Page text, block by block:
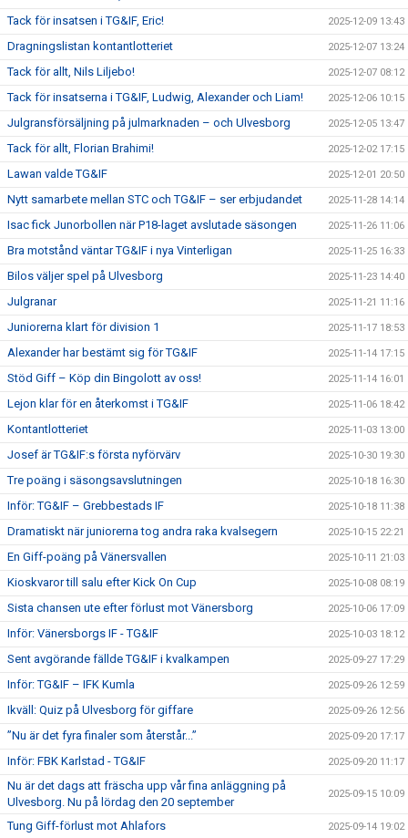
Tack för insatsen i TG&IF, Eric! 2025-12-09 13:43
Dragningslistan kontantlotteriet 2025-12-07 13:24
Tack för allt, Nils Liljebo! 2025-12-07 08:12
Tack för insatserna i TG&IF, Ludwig, Alexander och Liam! 2025-12-06 10:15
Julgransförsäljning på julmarknaden – och Ulvesborg 2025-12-05 13:47
Tack för allt, Florian Brahimi! 2025-12-02 17:15
Lawan valde TG&IF 2025-12-01 20:50
Nytt samarbete mellan STC och TG&IF – ser erbjudandet 2025-11-28 14:14
Isac fick Junorbollen när P18-laget avslutade säsongen 2025-11-26 11:06
Bra motstånd väntar TG&IF i nya Vinterligan 2025-11-25 16:33
Bilos väljer spel på Ulvesborg 2025-11-23 14:40
Julgranar 2025-11-21 11:16
Juniorerna klart för division 1 2025-11-17 18:53
Alexander har bestämt sig för TG&IF 2025-11-14 17:15
Stöd Giff – Köp din Bingolott av oss! 2025-11-14 16:01
Lejon klar för en återkomst i TG&IF 2025-11-06 18:42
Kontantlotteriet 2025-11-03 13:00
Josef är TG&IF:s första nyförvärv 2025-10-30 19:30
Tre poäng i säsongsavslutningen 2025-10-18 16:30
Inför: TG&IF – Grebbestads IF 2025-10-18 11:38
Dramatiskt när juniorerna tog andra raka kvalsegern 2025-10-15 22:21
En Giff-poäng på Vänersvallen 2025-10-11 21:03
Kioskvaror till salu efter Kick On Cup 2025-10-08 08:19
Sista chansen ute efter förlust mot Vänersborg 2025-10-06 17:09
Inför: Vänersborgs IF - TG&IF 2025-10-03 18:12
Sent avgörande fällde TG&IF i kvalkampen 2025-09-27 17:29
Inför: TG&IF – IFK Kumla 2025-09-26 12:59
Ikväll: Quiz på Ulvesborg för giffare 2025-09-26 12:56
”Nu är det fyra finaler som återstår...” 2025-09-20 17:17
Inför: FBK Karlstad - TG&IF 2025-09-20 11:17
Nu är det dags att fräscha upp vår fina anläggning på
Ulvesborg. Nu på lördag den 20 september
2025-09-15 10:09
Tung Giff-förlust mot Ahlafors 2025-09-14 19:02